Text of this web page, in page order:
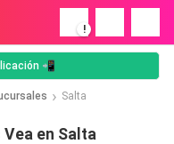
!
📲
Salta
en Salta